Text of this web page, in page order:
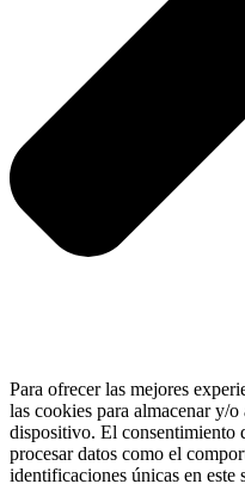
Para ofrecer las mejores
las cookies para almacenar y/
dispositivo. El consentimiento
procesar datos como el
identificaciones únicas en